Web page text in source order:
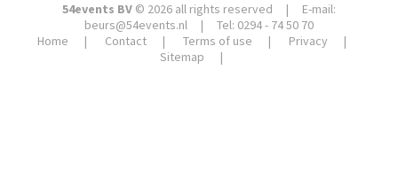
54events BV © 2026 all rights reserved | E-mail:
beurs@54events.nl | Tel: 0294 - 74 50 70
Home
Contact Terms of use
Privacy
Sitemap